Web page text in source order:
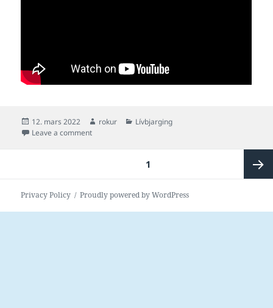
Posted
on
12. mars 2022 Author
rokur Categories
Lívbjarging
Leave a commenton Svimjifrálæra á sjónum eisini neyðug, til at minka
1
Privacy Policy Proudly powered by WordPress